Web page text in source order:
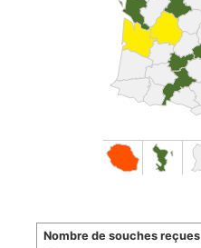
Nombre de souches reçues